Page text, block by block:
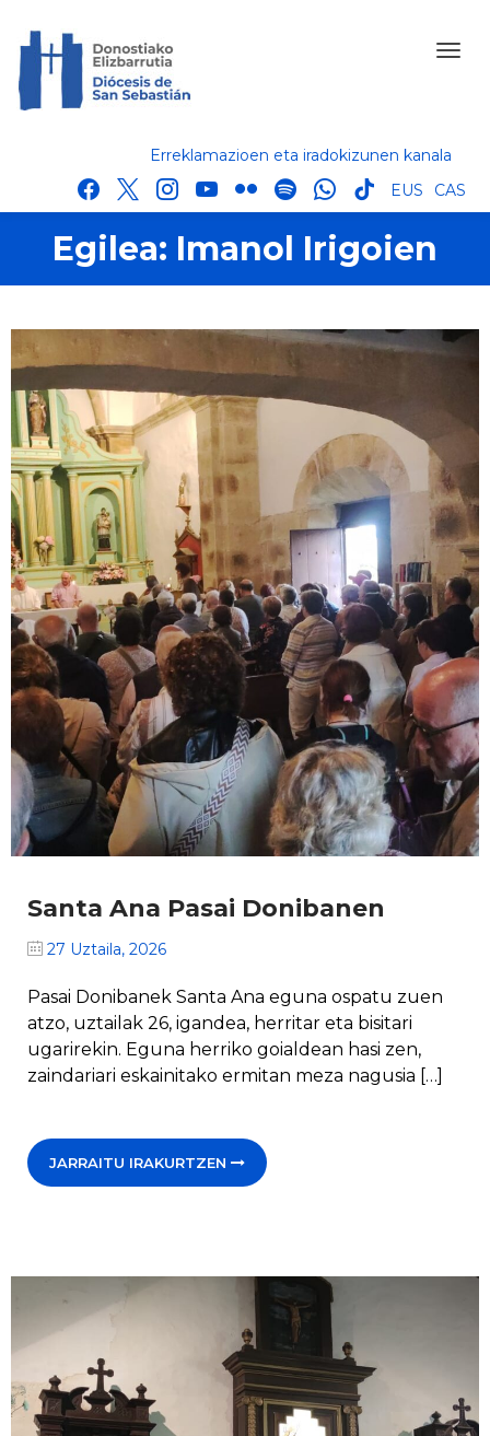
Erreklamazioen eta iradokizunen kanala
facebook
x instagram
youtube
flickr spotifywhatsapp
tik
tok
EUS CAS
Egilea: Imanol Irigoien
Santa Ana Pasai Donibanen
27 Uztaila, 2026
Pasai Donibanek Santa Ana eguna ospatu zuen
atzo, uztailak 26, igandea, herritar eta bisitari
ugarirekin. Eguna herriko goialdean hasi zen,
zaindariari eskainitako ermitan meza nagusia […]
JARRAITU IRAKURTZEN